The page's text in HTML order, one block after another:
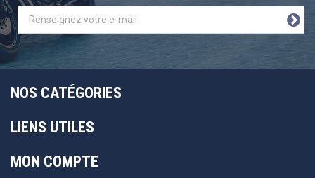
NOS CATÉGORIES
LIENS UTILES
MON COMPTE